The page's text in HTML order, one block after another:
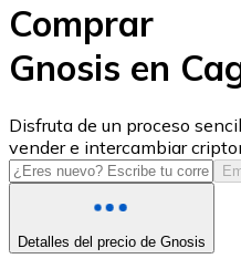
USD Coin
USDC
Comprar
Gnosis en
Disfruta de un proceso
vender e intercambiar
Detalles del precio de Gnosis